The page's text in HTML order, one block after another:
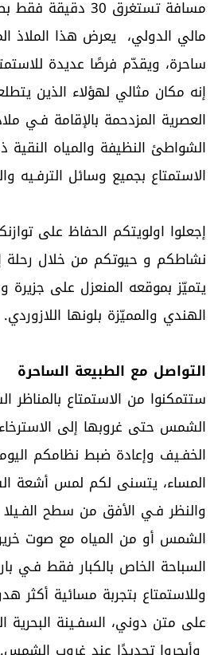
مسافة تستغرق 30
مالي الدولي، يعرض هذا الملاذ
ساحرة، ويقدّم فرصًا عديدة
إنه مكان مثالي لهؤلاء الذين
العصرية المزدحمة بالإقامة فـي
الشواطئ النظيفة والمياه النقية
الاستمتاع بجميع وسائل الترفـيه
إجعلوا اولويتكم الحفاظ على
نشاطكم و حيوتكم من خلال رحلة
يتميّز بموقعه المنعزل على
الهندي والمميّزة بلونها اللازوردي.
التواصل مع الطبيعة الساحرة
ستتمكنوا من الاستمتاع
الشمس حتى غروبها إلى
الخفـيف وإعادة ضبط نظامكم
المساء، يتسنى لكم لمس أشعة
والنظر فـي الأفق من سطح
الشمس أو من المياه مع صوت
السباحة الخاص بالكبار فقط فـي
وللاستمتاع بتجربة مسائية أكثر
على متن دوني، السفـينة البحرية